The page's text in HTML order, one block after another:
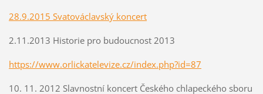
28.9.2015 Svatováclavský koncert
2.11.2013 Historie pro budoucnost 2013
https://www.orlickatelevize.cz/index.php?id=87
10. 11. 2012 Slavnostní koncert Českého chlapeckého sboru